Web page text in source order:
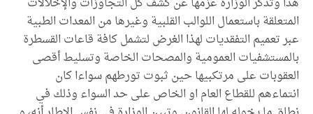
المتعلقة باستعمال اللوالب القلبية وغيرها من المعدات الطبية
عبر تعميم التفقديات لهذا الغرض لتشمل كافة قاعات القسطرة
بالمستشفيات العمومية والمصحات الخاصة وتسليط أقصى
العقوبات على مرتكبيها حين ثبوت تورطهم سواءا كان
انتماءهم للقطاع العام او الخاص على حد السواء وذلك في